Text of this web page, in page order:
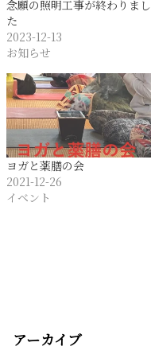
念願の照明工事が終わりまし
た
2023-12-13
お知らせ
ヨガと薬膳の会
2021-12-26
イベント
アーカイブ